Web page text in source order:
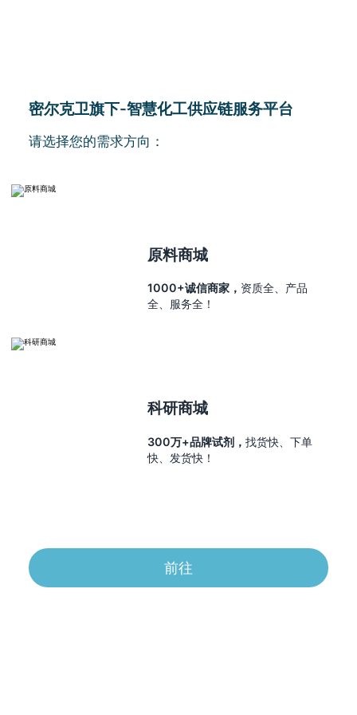
密尔克卫旗下-智慧化工供应链服务平台
请选择您的需求方向：
原料商城
1000+诚信商家， 资质全、产品
全、服务全！
科研商城
300万+品牌试剂，找货快、下单
快、发货快！
前往